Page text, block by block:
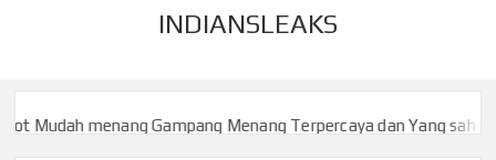
INDIANSLEAKS
menang Gampang Menang Terpercaya dan Yang sah dan